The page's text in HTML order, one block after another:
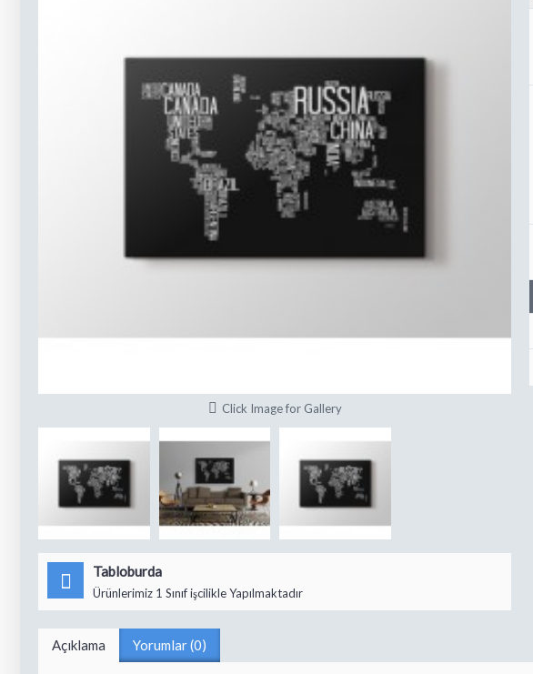
Click Image for Gallery
Tabloburda
Ürünlerimiz 1 Sınıf işcilikle Yapılmaktadır
Açıklama Yorumlar (0)